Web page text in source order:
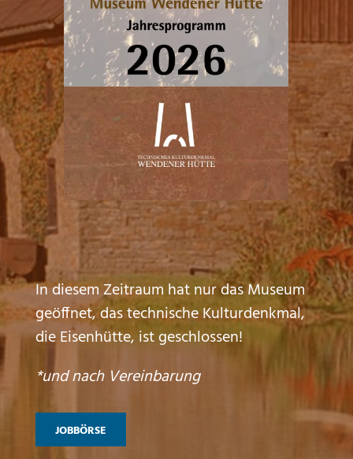
In diesem Zeitraum hat nur das Museum
geöffnet, das technische Kulturdenkmal,
die Eisenhütte, ist geschlossen!
*und nach Vereinbarung
JOBBÖRSE